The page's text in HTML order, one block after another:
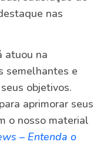
nas
atuou na
semelhantes e
objetivos.
aprimorar seus
o nosso material
– Entenda o